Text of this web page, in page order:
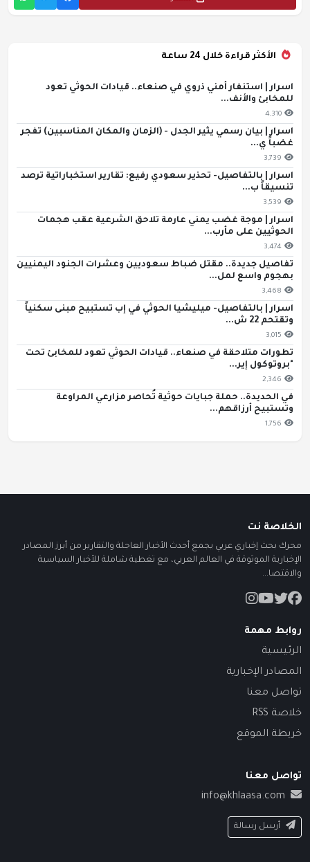
الأكثر قراءة خلال 24 ساعة
اسرار | استنفار أمني ذروي في صنعاء.. قيادات الحوثي تعود
للمخابئ والأنف...
4,310
اسرار | بيان رسمي يثير الجدل - (الزمان والمكان المناسبين) تفجر
غضباً ي...
3,739
اسرار | بالتفاصيل- تحذير سعودي رفيع: تقارير استخباراتية ترصد
تنسيقاً ب...
3,539
اسرار | موجة غضب يمني عارمة تلاحق الشرعية عقب هجمات
الحوثيين على مأرب...
3,474
تفاصيل جديدة.. مقتل ضباط سعوديين وعشرات الجنود اليمنيين
بهجوم واسع لمل...
3,468
اسرار | بالتفاصيل- ميليشيا الحوثي في إب تستبيح مبنى سكنياً
وتقتحم 22 ش...
3,015
تطورات متلاحقة في صنعاء.. قيادات الحوثي تعود للمخابئ تحت
"بروتوكول إير...
2,346
في الحديدة.. حملة جبايات حوثية تُحاصر مزارعي المراوعة
وتستبيح أرزاقهم...
1,756
الخلاصة نت
محرك بحث إخباري عربي يجمع أحدث الأخبار العاجلة والتقارير من أبرز المصادر
الإخبارية الموثوقة في العالم العربي، مع تغطية شاملة للأخبار السياسية
والاقتصا...
روابط مهمة
الرئيسية
المصادر الإخبارية
تواصل معنا
خلاصة RSS
خريطة الموقع
تواصل معنا
info@khlaasa.com
أرسل رسالة